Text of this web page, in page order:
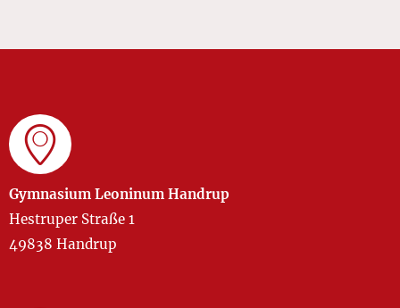
Gymnasium Leoninum Handrup
Hestruper Straße 1
49838 Handrup